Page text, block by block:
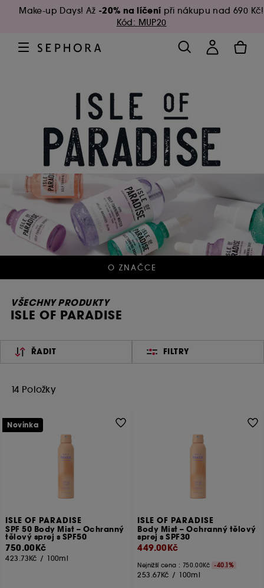
Make-up Days! Až -20% na líčení při nákupu nad 690 Kč!
Kód: MUP20
O ZNAČCE
VŠECHNY PRODUKTY
ISLE OF PARADISE
ŘADIT FILTRY
14 Položky
ISLE OF PARADISE
SPF 50 Body Mist – Ochranný
tělový sprej s SPF50
750.00Kč
423.73Kč / 100ml
Novinka
ISLE OF PARADISE
Body Mist – Ochranný tělový
sprej s SPF30
449.00Kč
Nejnižší cena : 750.00Kč -40.1%
253.67Kč / 100ml